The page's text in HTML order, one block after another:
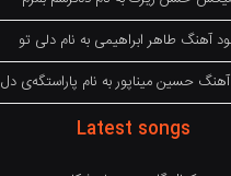
آهنگ طاهر ابراهیمی به نام دلی تو
آهنگ حسین میناپور به نام پاراستگەی دل
Latest songs